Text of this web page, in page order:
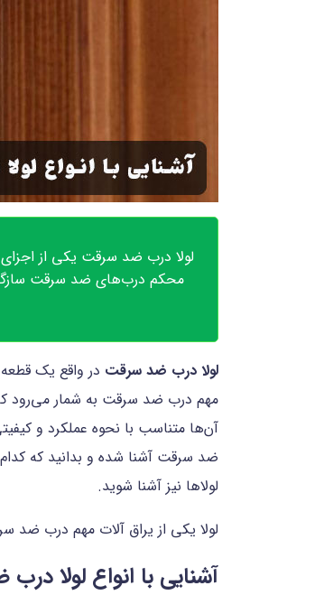
لولا درب ضد سرقت یکی از
محکم درب‌های ضد سرقت
لولا درب ضد سرقت در واقع یک
مهم درب ضد سرقت به شمار می‌رود که
آن‌ها متناسب با نحوه عملکرد و
ضد سرقت آشنا شده و بدانید که
لولاها نیز آشنا شوید.
لولا یکی از یراق آلات مهم درب ضد
آشنایی با انواع لولا